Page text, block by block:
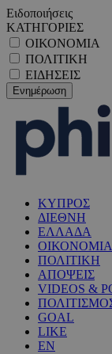
Ειδοποιήσεις
ΚΑΤΗΓΟΡΙΕΣ
ΟΙΚΟΝΟΜΙΑ
ΠΟΛΙΤΙΚΗ
ΕΙΔΗΣΕΙΣ
ΚΥΠΡΟΣ
ΔΙΕΘΝΗ
ΕΛΛΑΔΑ
ΟΙΚΟΝΟΜΙΑ
ΠΟΛΙΤΙΚΗ
ΑΠΟΨΕΙΣ
VIDEOS &
GOAL
LIKE
EN